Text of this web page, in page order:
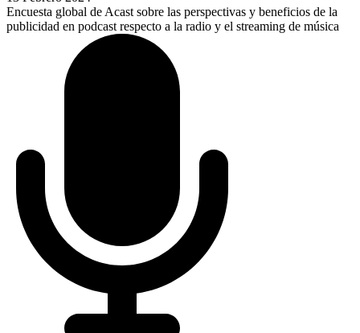
Encuesta global de Acast sobre las perspectivas y beneficios de la
publicidad en podcast respecto a la radio y el streaming de música